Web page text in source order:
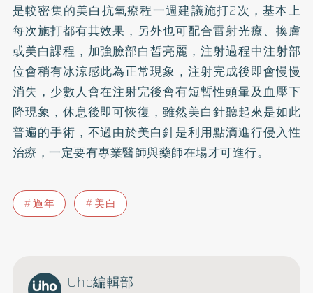
是較密集的美白抗氧療程一週建議施打2次，基本上
每次施打都有其效果，另外也可配合雷射光療、換膚
或美白課程，加強臉部白皙亮麗，注射過程中注射部
位會稍有冰涼感此為正常現象，注射完成後即會慢慢
消失，少數人會在注射完後會有短暫性頭暈及血壓下
降現象，休息後即可恢復，雖然美白針聽起來是如此
普遍的手術，不過由於美白針是利用點滴進行侵入性
治療，一定要有專業醫師與藥師在場才可進行。
過年 美白
Uho編輯部